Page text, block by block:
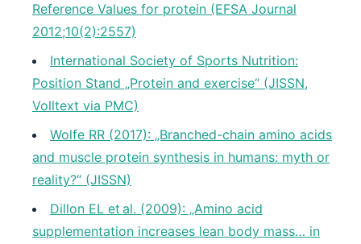
Reference Values for protein (EFSA Journal
2012;10(2):2557)
International Society of Sports Nutrition:
Position Stand „Protein and exercise“ (JISSN,
Volltext via PMC)
Wolfe RR (2017): „Branched-chain amino acids
and muscle protein synthesis in humans: myth or
reality?“ (JISSN)
Dillon EL et al. (2009): „Amino acid
supplementation increases lean body mass… in